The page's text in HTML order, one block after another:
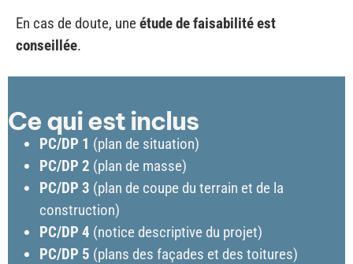
En cas de doute, uneétude de faisabilité est
conseillée.
Ce qui est inclus
PC/DP 1 (plan de situation)
PC/DP 2 (plan de masse)
PC/DP 3 (plan de coupe du terrain et de la
construction)
PC/DP 4 (notice descriptive du projet)
PC/DP 5 (plans des façades et des toitures)